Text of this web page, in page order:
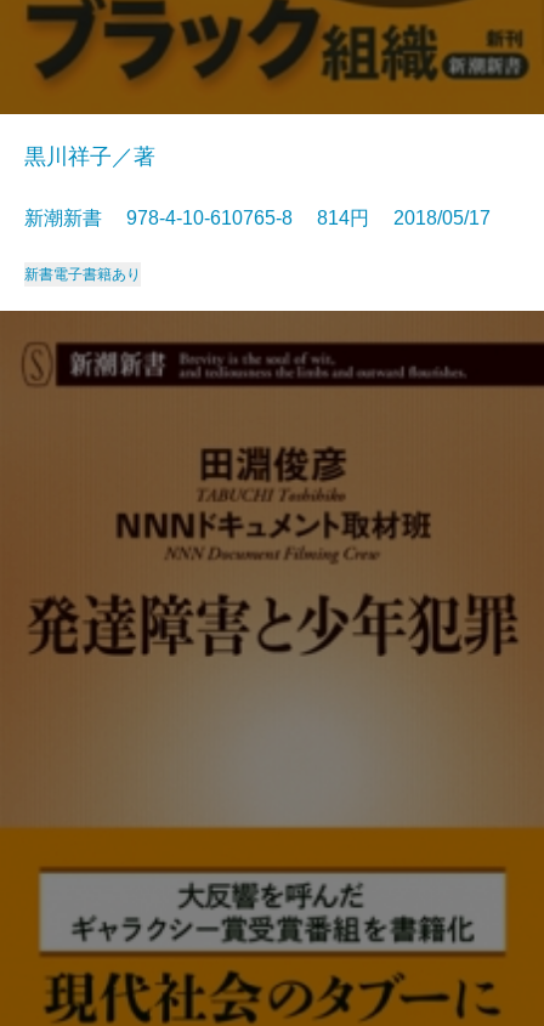
黒川祥子／著
新潮新書 978-4-10-610765-8 814円 2018/05/17
新書電子書籍あり